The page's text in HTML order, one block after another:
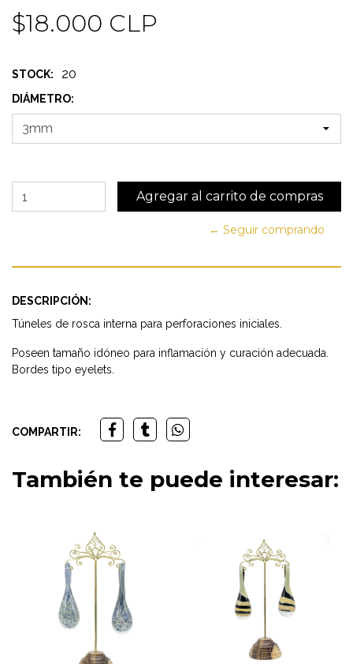
$18.000 CLP
STOCK: 20
DIÁMETRO:
← Seguir comprando
DESCRIPCIÓN:
Túneles de rosca interna para perforaciones iniciales.
Poseen tamaño idóneo para inflamación y curación adecuada.
Bordes tipo eyelets.
COMPARTIR:
También te puede interesar: